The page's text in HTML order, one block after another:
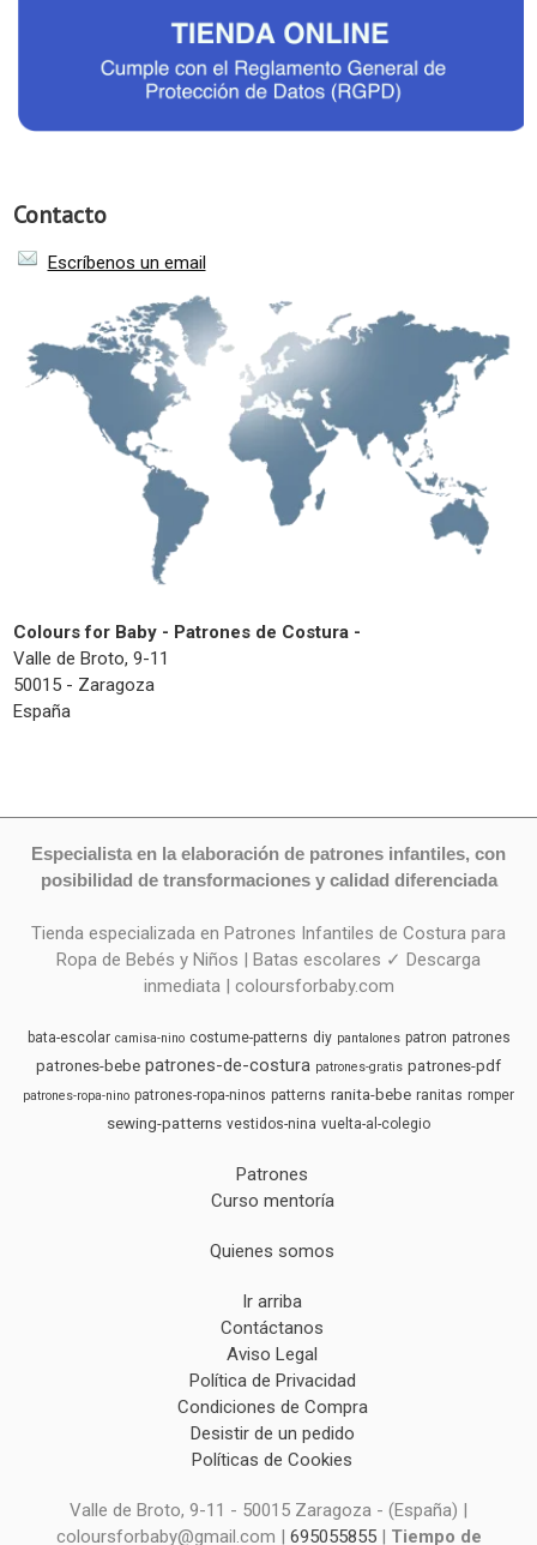
Contacto
Escríbenos un email
Colours for Baby - Patrones de Costura -
Valle de Broto, 9-11
50015 - Zaragoza
España
Especialista en la elaboración de patrones infantiles, con
posibilidad de transformaciones y calidad diferenciada
Tienda especializada en Patrones Infantiles de Costura para
Ropa de Bebés y Niños | Batas escolares ✓ Descarga
inmediata | coloursforbaby.com
bata-escolar camisa-nino costume-patterns diy pantalones patron patrones
patrones-bebe patrones-de-costura patrones-gratis patrones-pdf
patrones-ropa-nino patrones-ropa-ninos patterns ranita-bebe ranitas romper
sewing-patterns vestidos-nina vuelta-al-colegio
Patrones
Curso mentoría
Quienes somos
Ir arriba
Contáctanos
Aviso Legal
Política de Privacidad
Condiciones de Compra
Desistir de un pedido
Políticas de Cookies
Valle de Broto, 9-11 - 50015 Zaragoza - (España) |
coloursforbaby@gmail.com | 695055855| Tiempo de